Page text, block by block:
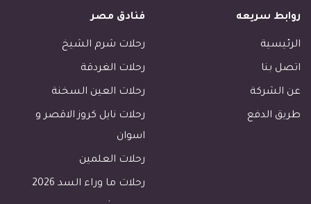
روابط سريعه
الرئيسية
اتصل بنا
عن الشركة
طريق الدفع
فنادق مصر
رحلات شرم الشيخ
رحلات الغردقة
رحلات العين السخنة
رحلات نايل كروز الاقصر و
اسوان
رحلات العلمين
رحلات ما وراء السد 2026